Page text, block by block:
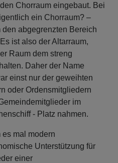
Chorraum eingebaut. Bei
ein Chorraum? –
abgegrenzten Bereich
ist also der Altarraum,
Raum dem streng
Daher der Name
einst nur der geweihten
oder Ordensmitgliedern
im
- Platz nahmen.
es mal modern
Unterstützung für
einer